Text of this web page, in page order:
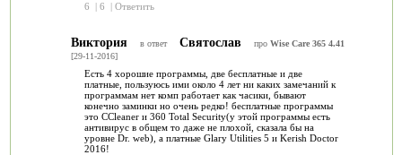
6
| 6 | Ответить
Виктория в ответ Святослав про Wise Care 365 4.41
[29-11-2016]
Есть 4 хорошие программы, две бесплатные и две
платные, пользуюсь ими около 4 лет ни каких замечаний к
программам нет комп работает как часики, бывают
конечно заминки но очень редко! бесплатные программы
это CCleaner и 360 Total Security(у этой программы есть
антивирус в общем то даже не плохой, сказала бы на
уровне Dr. web), а платные Glary Utilities 5 и Kerish Doctor
2016!